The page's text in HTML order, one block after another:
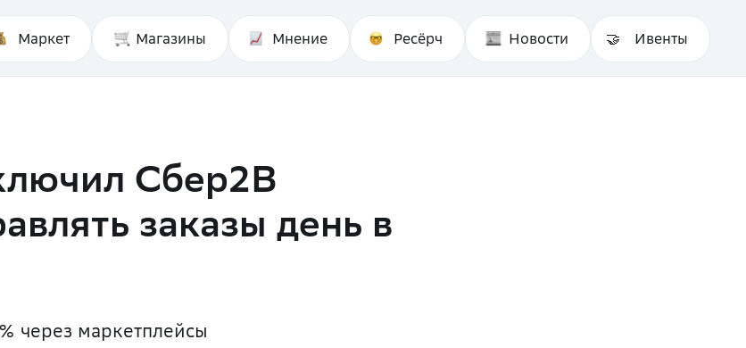
Маркет Магазины Мнение Ресёрч Новости Ивенты
Сбер2B
заказы день в
через маркетплейсы